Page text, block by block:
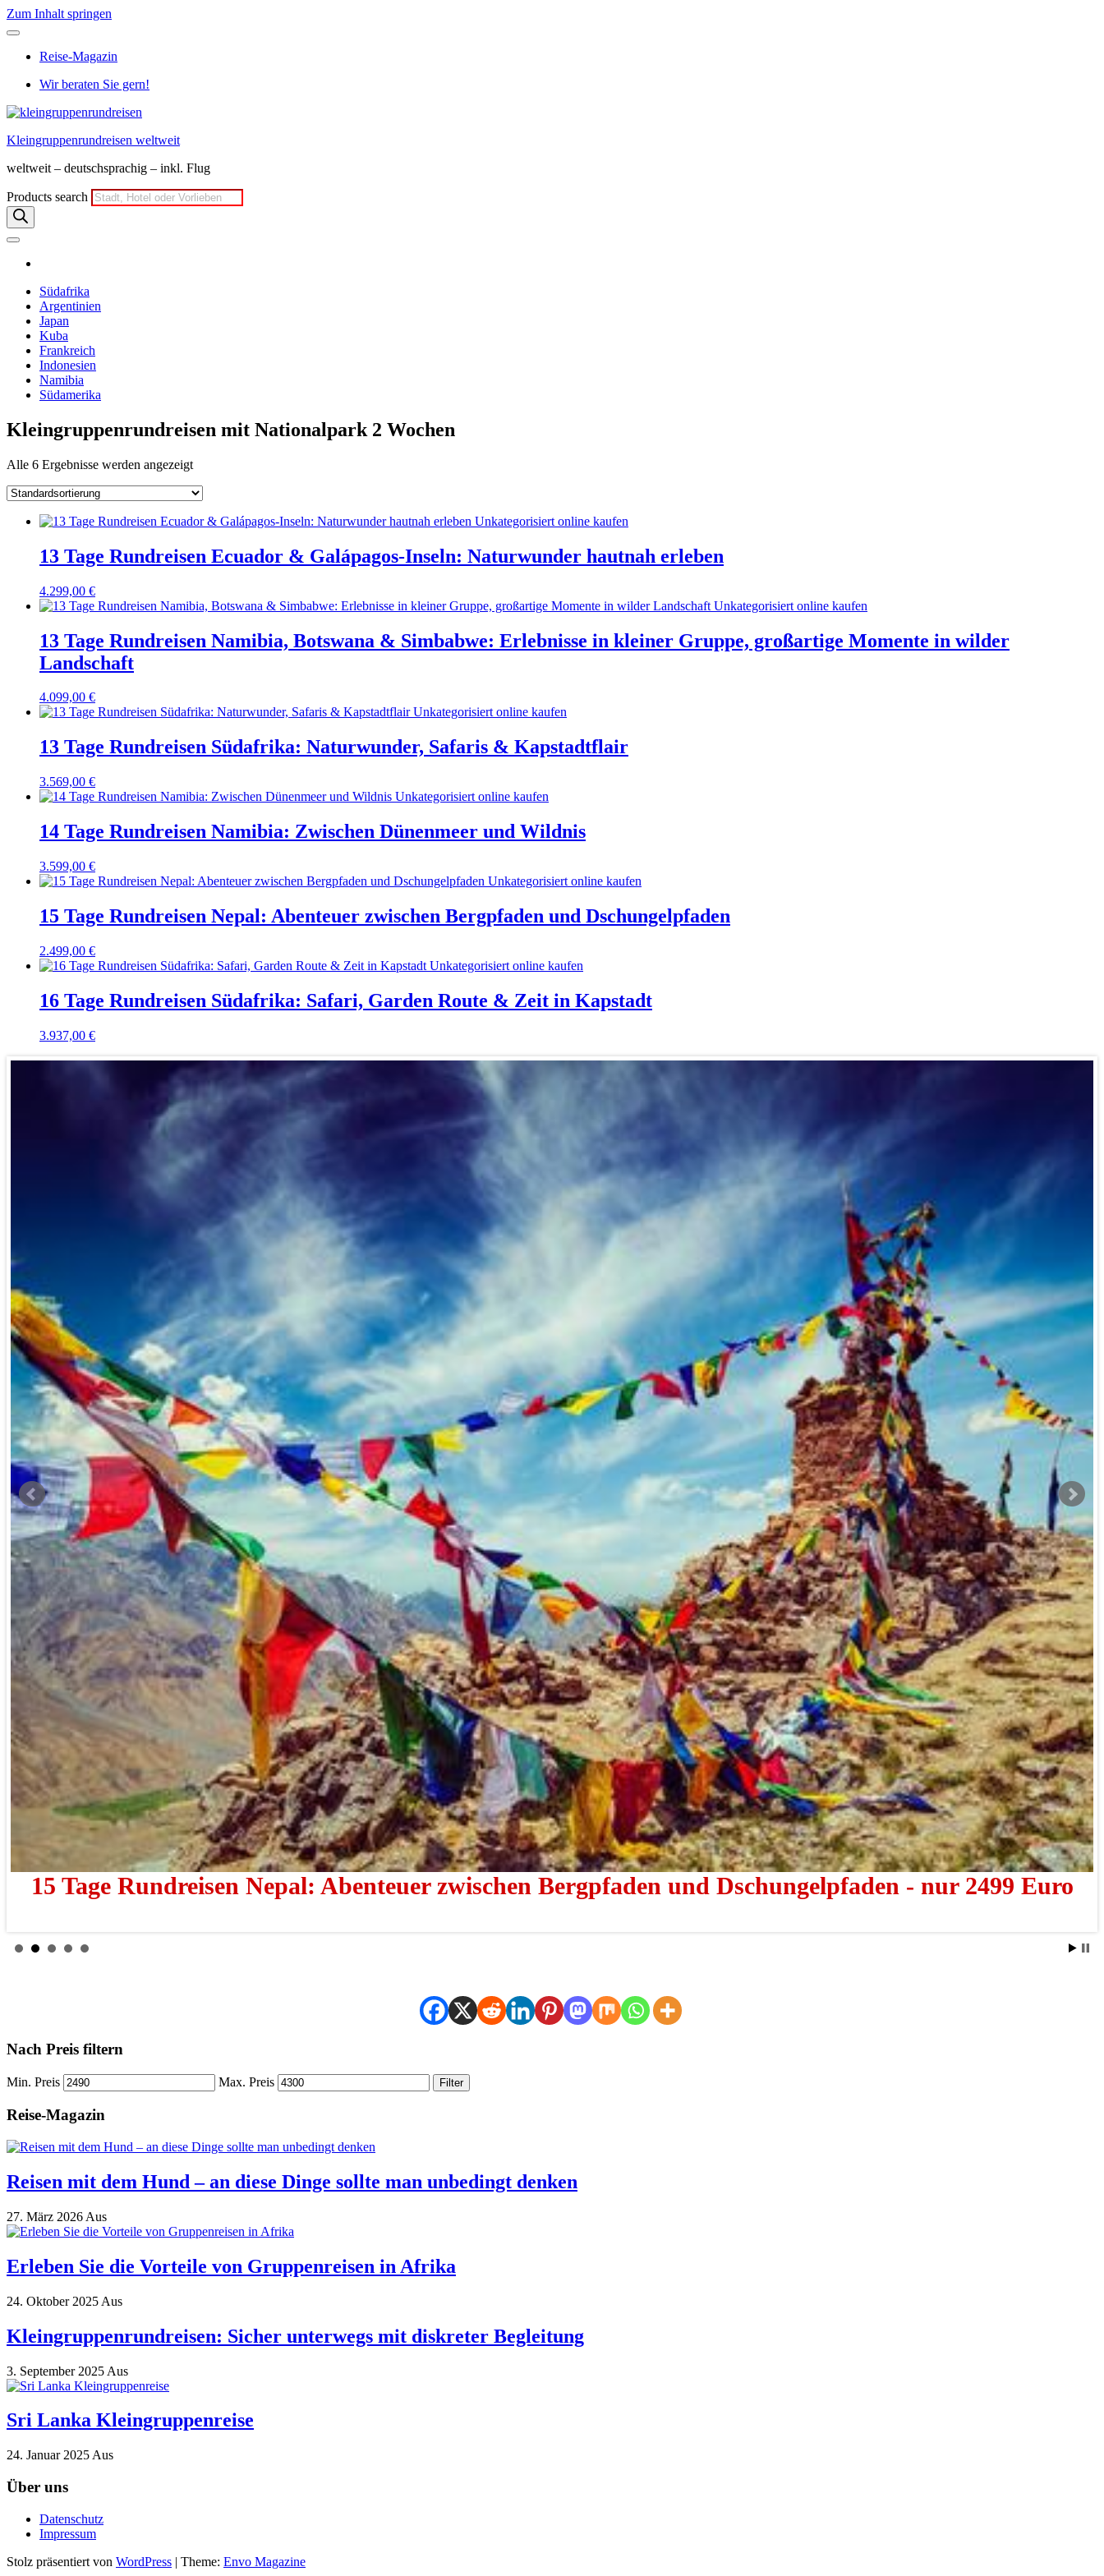
Zum Inhalt springen
Reise-Magazin
Wir beraten Sie gern!
Kleingruppenrundreisen weltweit
weltweit – deutschsprachig – inkl. Flug
Products search
Südafrika
Argentinien
Japan
Kuba
Frankreich
Indonesien
Namibia
Südamerika
Kleingruppenrundreisen mit Nationalpark 2 Wochen
Alle 6 Ergebnisse werden angezeigt
13 Tage Rundreisen Ecuador & Galápagos-Inseln: Naturwunder hautnah erleben
4.299,00 €
13 Tage Rundreisen Namibia, Botswana & Simbabwe: Erlebnisse in kleiner Gruppe, großartige Momente in wilder
Landschaft
4.099,00 €
13 Tage Rundreisen Südafrika: Naturwunder, Safaris & Kapstadtflair
3.569,00 €
14 Tage Rundreisen Namibia: Zwischen Dünenmeer und Wildnis
3.599,00 €
15 Tage Rundreisen Nepal: Abenteuer zwischen Bergpfaden und Dschungelpfaden
2.499,00 €
16 Tage Rundreisen Südafrika: Safari, Garden Route & Zeit in Kapstadt
3.937,00 €
15 Tage Rundreisen Nepal: Abenteuer zwischen Bergpfaden und Dschungelpfaden - nur 2499 Euro
Nach Preis filtern
Min. Preis Max. Preis Filter
Reise-Magazin
Reisen mit dem Hund – an diese Dinge sollte man unbedingt denken
27. März 2026 Aus
Erleben Sie die Vorteile von Gruppenreisen in Afrika
24. Oktober 2025 Aus
Kleingruppenrundreisen: Sicher unterwegs mit diskreter Begleitung
3. September 2025 Aus
Sri Lanka Kleingruppenreise
24. Januar 2025 Aus
Über uns
Datenschutz
Impressum
Stolz präsentiert von WordPress | Theme: Envo Magazine